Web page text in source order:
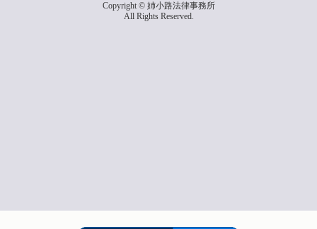
Copyright © 姉小路法律事務所
All Rights Reserved.